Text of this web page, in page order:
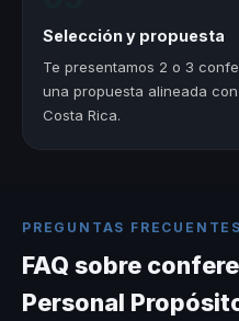
Selección y propuesta
Te presentamos 2 o 3
una propuesta alineada
Costa Rica.
PREGUNTAS FRECUENTES
FAQ sobre
Personal